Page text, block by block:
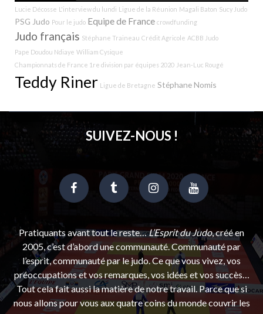
Lucie Décosse L'interview du lundi Ligue de la Réunion Magali Baton Sucy Judo
PSG Judo Pour le judo Equipe de France crowdfunding
Judo français Stéphane Traineau Crédit Agricole ACBB Judo
Pape Doudou Ndiaye William Cysique
Championnats de France 1re division par équipes 2020 Jean-Luc Rougé
Teddy Riner Ligue de Bretagne Stéphane Nomis
SUIVEZ-NOUS !
Pratiquants avant tout le reste…L’Esprit du Judo, créé en
2005, c’est d’abord une communauté. Communauté par
l’esprit, communauté par le judo. Ce que vous vivez, vos
préoccupations et vos remarques, vos idées et vos succès…
Tout cela fait aussi la matière de notre travail. Parce que si
nous allons pour vous aux quatre coins du monde couvrir les